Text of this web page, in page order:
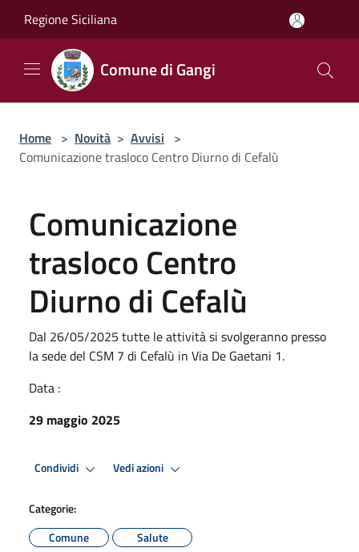
Regione Siciliana
Comune di Gangi
Home > Novità > Avvisi >
Comunicazione trasloco Centro Diurno di Cefalù
Comunicazione
trasloco Centro
Diurno di Cefalù
Dal 26/05/2025 tutte le attività si svolgeranno presso
la sede del CSM 7 di Cefalù in Via De Gaetani 1.
Data :
29 maggio 2025
Condividi Vedi azioni
Categorie:
Comune
Salute